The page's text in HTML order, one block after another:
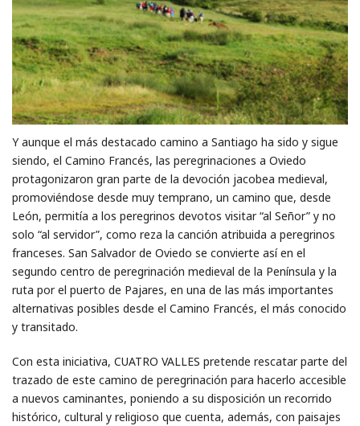
Y aunque el más destacado camino a Santiago ha sido y sigue
siendo, el Camino Francés, las peregrinaciones a Oviedo
protagonizaron gran parte de la devoción jacobea medieval,
promoviéndose desde muy temprano, un camino que, desde
León, permitía a los peregrinos devotos visitar “al Señor” y no
solo “al servidor”, como reza la canción atribuida a peregrinos
franceses. San Salvador de Oviedo se convierte así en el
segundo centro de peregrinación medieval de la Península y la
ruta por el puerto de Pajares, en una de las más importantes
alternativas posibles desde el Camino Francés, el más conocido
y transitado.
Con esta iniciativa, CUATRO VALLES pretende rescatar parte del
trazado de este camino de peregrinación para hacerlo accesible
a nuevos caminantes, poniendo a su disposición un recorrido
histórico, cultural y religioso que cuenta, además, con paisajes